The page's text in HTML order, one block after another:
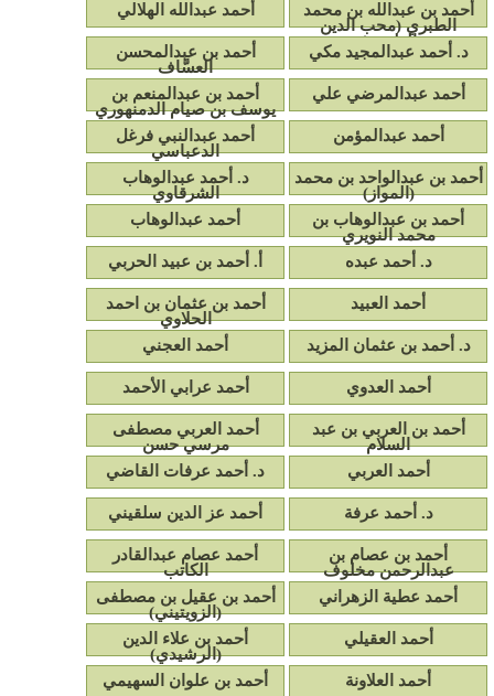
أحمد بن عبدالله بن محمد
الطبري (محب الدين
الطبري)
أحمد عبدالله الهلالي
د. أحمد عبدالمجيد مكي
أحمد بن عبدالمحسن
العسَّاف
أحمد عبدالمرضي علي
أحمد بن عبدالمنعم بن
يوسف بن صيام الدمنهوري
أحمد عبدالمؤمن
أحمد عبدالنبي فرغل
الدعباسي
أحمد بن عبدالواحد بن محمد
(المواز)
د. أحمد عبدالوهاب
الشرقاوي
أحمد بن عبدالوهاب بن
محمد النويري
أحمد عبدالوهاب
د. أحمد عبده أ. أحمد بن عبيد الحربي
أحمد العبيد
أحمد بن عثمان بن احمد
الحلاوي
د. أحمد بن عثمان المزيد
أحمد العجني
أحمد العدوي أحمد عرابي الأحمد
أحمد بن العربي بن عبد
السلام
أحمد العربي مصطفى
مرسي حسن
أحمد العربي
د. أحمد عرفات القاضي
د. أحمد عرفة أحمد عز الدين سلقيني
أحمد بن عصام بن
عبدالرحمن مخلوف
أحمد عصام عبدالقادر
الكاتب
أحمد عطية الزهراني
أحمد بن عقيل بن مصطفى
(الزويتيني)
أحمد العقيلي
أحمد بن علاء الدين
(الرشيدي)
أحمد العلاونة
أحمد بن علوان السهيمي